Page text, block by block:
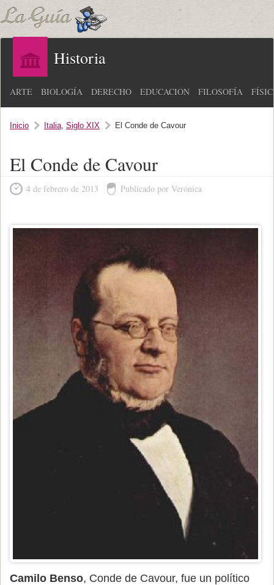
Historia
ARTE BIOLOGÍA DERECHO EDUCACIÓN FILOSOFÍA
Inicio Italia, Siglo XIX El Conde de Cavour
El Conde de Cavour
4 de febrero de 2013 Publicado por Verónica
Camilo Benso, Conde de Cavour, fue un político